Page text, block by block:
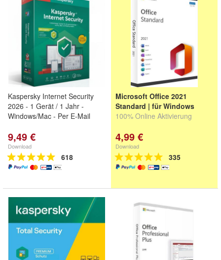
Kaspersky Internet Security
2026 - 1 Gerät / 1 Jahr -
Windows/Mac - Per E-Mail
9,49 €
Download
618
Microsoft Office 2021
Standard | für Windows
100% Online Aktivierung
4,99 €
Download
335